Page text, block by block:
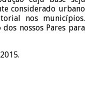
considerado urbano
nos municípios.
nossos Pares para